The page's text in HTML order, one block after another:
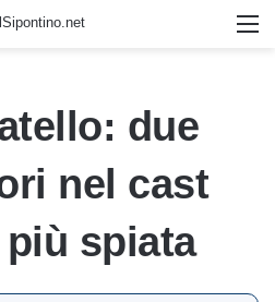
due
nel cast
spiata